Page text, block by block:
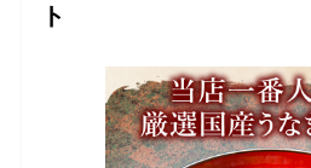
ト